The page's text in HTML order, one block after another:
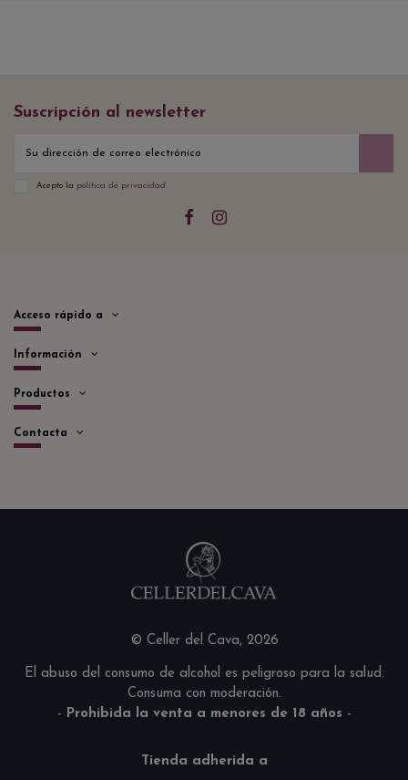
Suscripción al newsletter
Acepto la política de privacidad
Acceso rápido a
Información
Productos
Contacta
© Celler del Cava, 2026
El abuso del consumo de alcohol es peligroso para la salud.
Consuma con moderación.
- Prohibida la venta a menores de 18 años -
Tienda adherida a